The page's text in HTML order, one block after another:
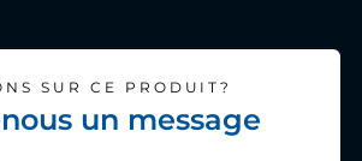
SUR CE PRODUIT?
un message